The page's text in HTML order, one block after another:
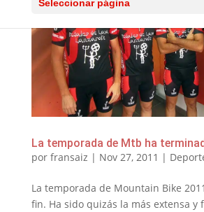
Seleccionar página
La temporada de Mtb ha
por fransaiz | Nov 27, 2011 |
La temporada de Mountain Bike
fin. Ha sido quizás la más extensa y